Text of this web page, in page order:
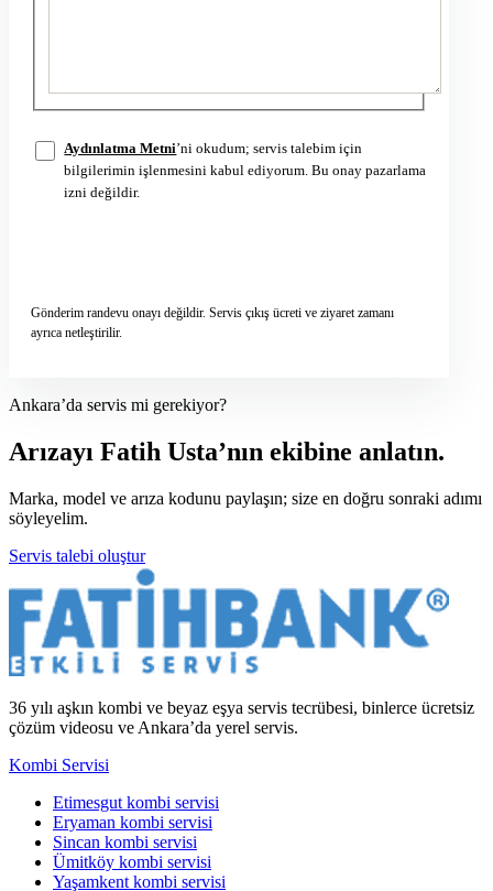
Aydınlatma Metni’ni okudum; servis talebim için
bilgilerimin işlenmesini kabul ediyorum. Bu onay pazarlama
izni değildir.
Gönderim randevu onayı değildir. Servis çıkış ücreti ve ziyaret zamanı
ayrıca netleştirilir.
Ankara’da servis mi gerekiyor?
Arızayı Fatih Usta’nın ekibine anlatın.
Marka, model ve arıza kodunu paylaşın; size en doğru sonraki adımı
söyleyelim.
Servis talebi oluştur
36 yılı aşkın kombi ve beyaz eşya servis tecrübesi, binlerce ücretsiz
çözüm videosu ve Ankara’da yerel servis.
Kombi Servisi
Etimesgut kombi servisi
Eryaman kombi servisi
Sincan kombi servisi
Ümitköy kombi servisi
Yaşamkent kombi servisi